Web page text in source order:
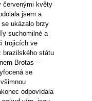
červenými květy
jsem a
ukázalo brzy
suchomilné a
trojicích ve
brazilského státu
Brotas –
se
odpovídala